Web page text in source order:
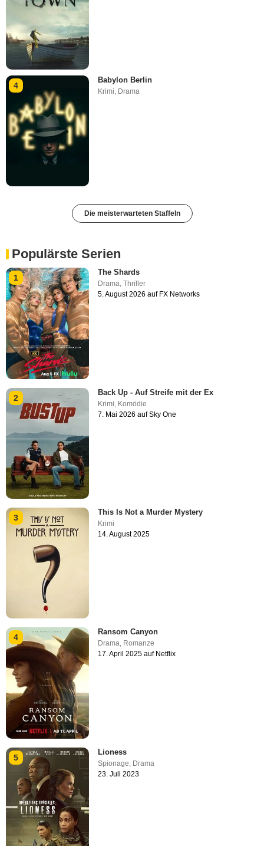
4
Babylon Berlin
Krimi, Drama
Die meisterwarteten Staffeln
Populärste Serien
1
The Shards
Drama,Thriller
5. August 2026 auf FX Networks
2
Back Up - Auf Streife mit der Ex
Krimi Komödie
7. Mai 2026 auf Sky One
3
This Is Not a Murder Mystery
Krimi
14. August 2025
4
Ransom Canyon
Drama, Romanze
17. April 2025 auf Netflix
5
Lioness
Spionage Drama
23. Juli 2023